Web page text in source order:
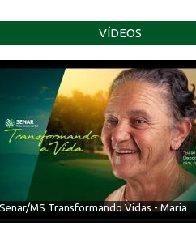
VÍDEOS
Senar/MS Transformando Vidas - Maria